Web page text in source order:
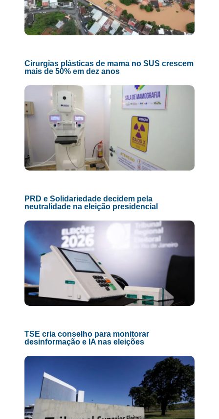
Cirurgias plásticas de mama no SUS crescem
mais de 50% em dez anos
PRD e Solidariedade decidem pela
neutralidade na eleição presidencial
TSE cria conselho para monitorar
desinformação e IA nas eleições